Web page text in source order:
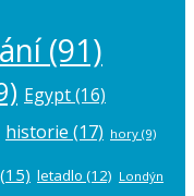
(91)
Egypt(16)
historie (17) hory (9)
(15) letadlo (12) Londýn